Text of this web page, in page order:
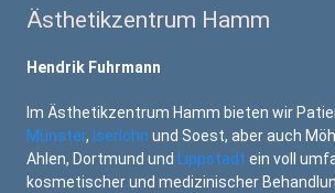
Ästhetikzentrum Hamm
Hendrik Fuhrmann
Im Ästhetikzentrum Hamm bieten wir
Münster, Iserlohn und Soest, aber auch
Ahlen, Dortmund und
Lippstadt ein voll
kosmetischer und medizinischer